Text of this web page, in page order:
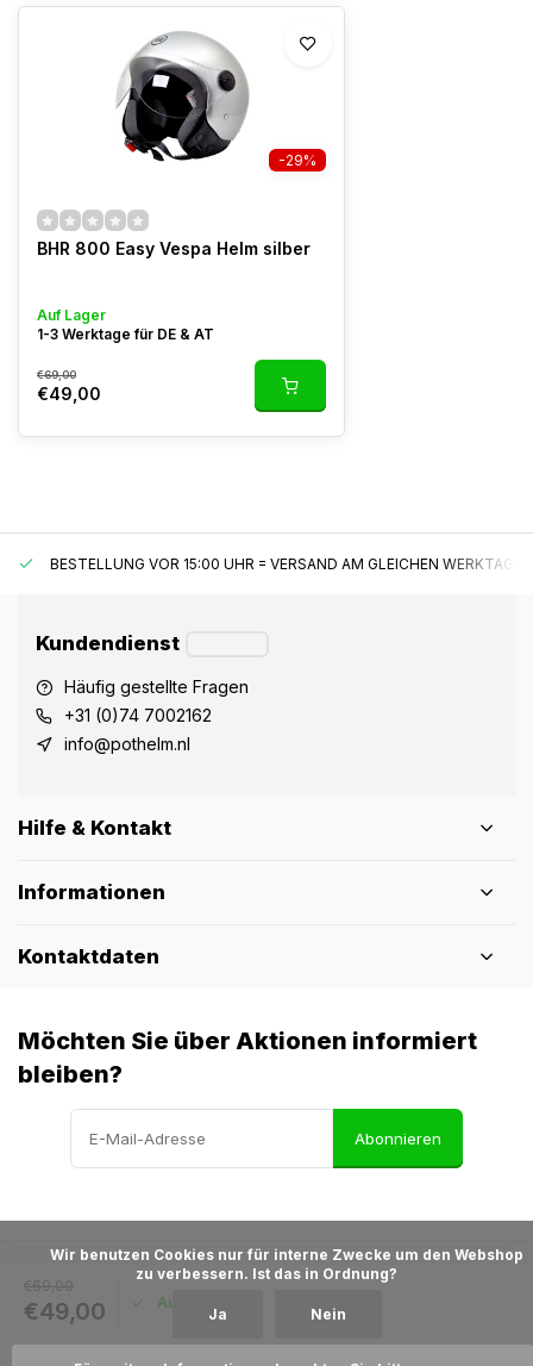
€69,00
€49,00 Auf Lager
-29%
BHR 800 Easy Vespa Helm silber
Auf Lager
1-3 Werktage für DE & AT
€69,00
€49,00
BESTELLUNG VOR 15:00 UHR = VERSAND AM GLEICHEN WERKTAG*
Kundendienst
Häufig gestellte Fragen
+31 (0)74 7002162
info@pothelm.nl
Hilfe & Kontakt
Informationen
Kontaktdaten
Möchten Sie über Aktionen informiert
bleiben?
Abonnieren
Allgemeine Geschäftsbedingungen
Webdinge
zu verbessern. Ist das in Ordnung?
Ja Nein